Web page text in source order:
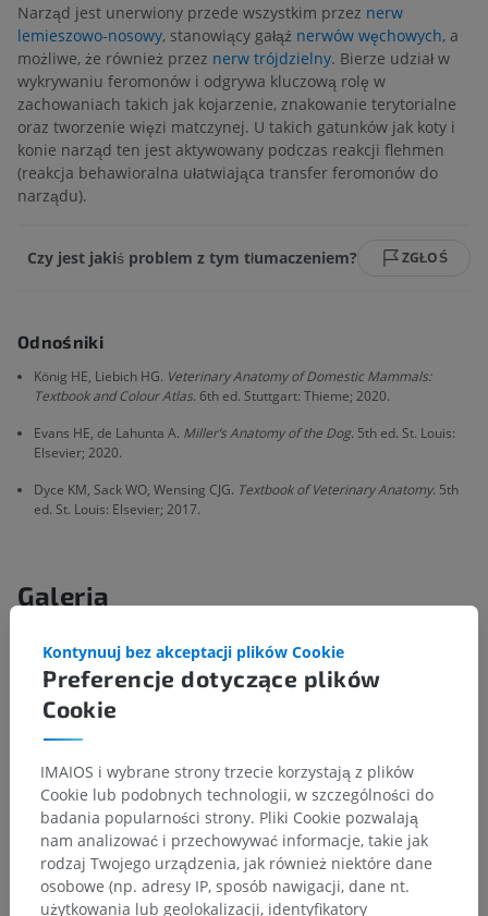
Narząd jest unerwiony przede wszystkim przez nerw
lemieszowo-nosowy, stanowiący gałąź nerwów węchowych, a
możliwe, że również przez nerw trójdzielny. Bierze udział w
wykrywaniu feromonów i odgrywa kluczową rolę w
zachowaniach takich jak kojarzenie, znakowanie terytorialne
oraz tworzenie więzi matczynej. U takich gatunków jak koty i
konie narząd ten jest aktywowany podczas reakcji flehmen
(reakcja behawioralna ułatwiająca transfer feromonów do
narządu).
Czy jest jakiś problem z tym tłumaczeniem? ZGŁOŚ
Odnośniki
König HE, Liebich HG. Veterinary Anatomy of Domestic Mammals:
Textbook and Colour Atlas. 6th ed. Stuttgart: Thieme; 2020.
Evans HE, de Lahunta A. Miller’s Anatomy of the Dog. 5th ed. St. Louis:
Elsevier; 2020.
Dyce KM, Sack WO, Wensing CJG. Textbook of Veterinary Anatomy. 5th
ed. St. Louis: Elsevier; 2017.
Galeria
Preferencje dotyczące plików
Cookie
Kontynuuj bez akceptacji plików Cookie
IMAIOS i wybrane strony trzecie korzystają z plików
Cookie lub podobnych technologii, w szczególności do
badania popularności strony. Pliki Cookie pozwalają
nam analizować i przechowywać informacje, takie jak
rodzaj Twojego urządzenia, jak również niektóre dane
osobowe (np. adresy IP, sposób nawigacji, dane nt.
użytkowania lub geolokalizacji, identyfikatory